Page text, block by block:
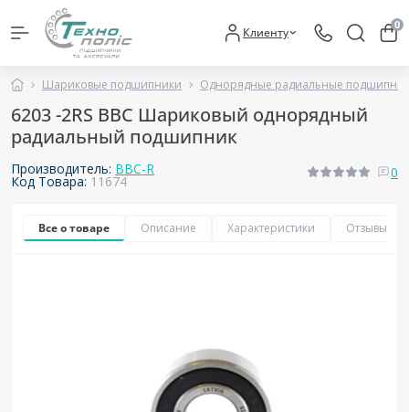
Клиенту 0
Шариковые подшипники Однорядные радиальные
6203 -2RS BBC Шариковый однорядный
радиальный подшипник
Производитель: BBC-R
Код Товара: 11674
0
Все о товаре Описание Характеристики Отзывы